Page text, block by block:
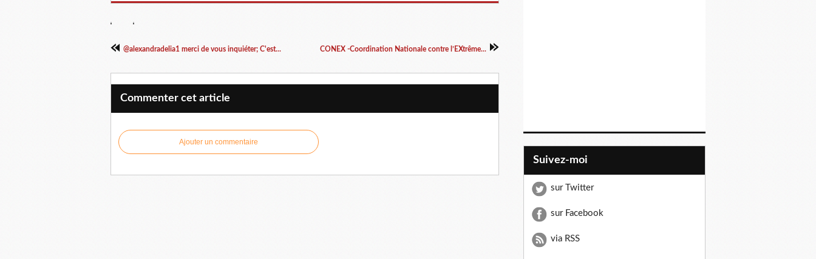
@alexandradelia1 merci de vous inquiéter; C'est... CONEX -Coordination Nationale contre l’EXtrême...
Commenter cet article
Ajouter un commentaire
Suivez-moi
sur Twitter
sur Facebook
via RSS